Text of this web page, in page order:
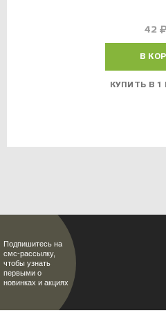
42
В
КУПИТЬ В 1
Подпишитесь на
смс-рассылку,
чтобы узнать
первыми о
новинках и акциях